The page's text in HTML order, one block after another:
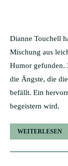
Dianne Touchell
Mischung aus
Humor gefunden.
die Ängste, die
befällt. Ein
begeistern wird.
WEITERLESEN